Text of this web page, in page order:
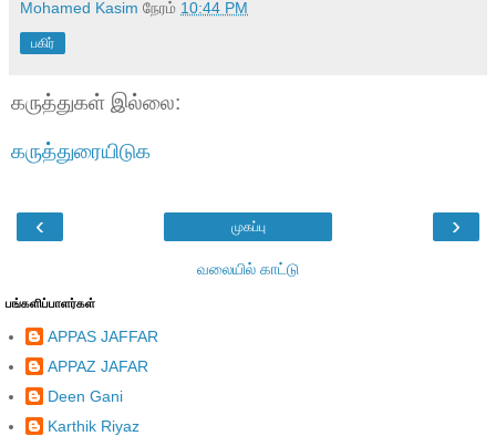
Mohamed Kasim நேரம் 10:44 PM
பகிர்
கருத்துகள் இல்லை:
கருத்துரையிடுக
‹ ›
முகப்பு
வலையில் காட்டு
பங்களிப்பாளர்கள்
APPAS JAFFAR
APPAZ JAFAR
Deen Gani
Karthik Riyaz